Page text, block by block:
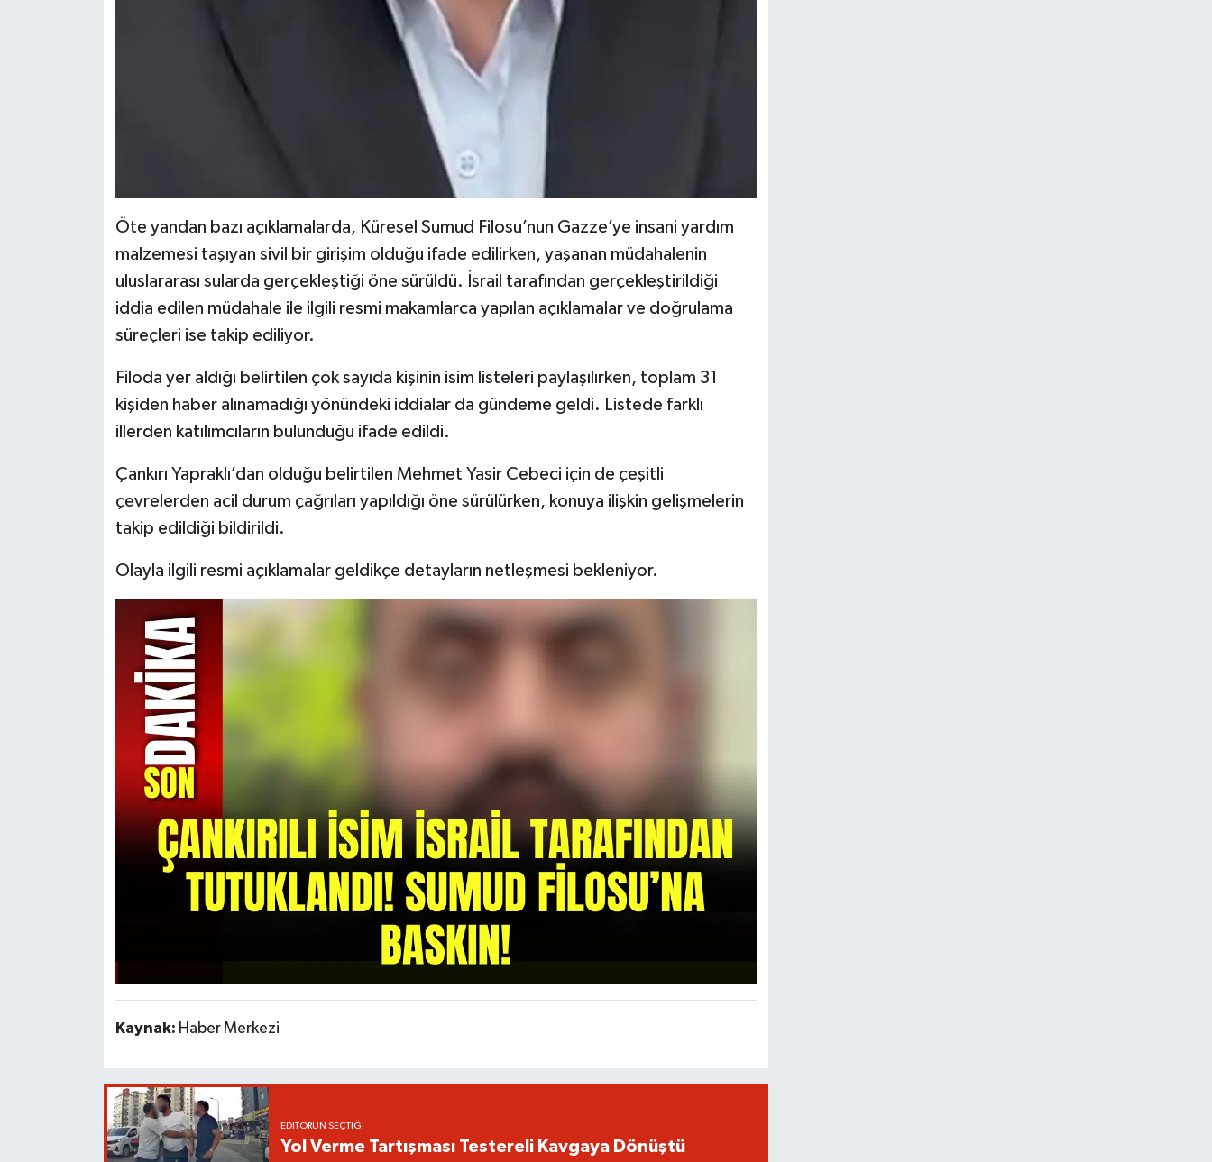
Öte yandan bazı açıklamalarda, Küresel Sumud Filosu’nun Gazze’ye insani yardım
malzemesi taşıyan sivil bir girişim olduğu ifade edilirken, yaşanan müdahalenin
uluslararası sularda gerçekleştiği öne sürüldü. İsrail tarafından gerçekleştirildiği
iddia edilen müdahale ile ilgili resmi makamlarca yapılan açıklamalar ve doğrulama
süreçleri ise takip ediliyor.
Filoda yer aldığı belirtilen çok sayıda kişinin isim listeleri paylaşılırken, toplam 31
kişiden haber alınamadığı yönündeki iddialar da gündeme geldi. Listede farklı
illerden katılımcıların bulunduğu ifade edildi.
Çankırı Yapraklı’dan olduğu belirtilen Mehmet Yasir Cebeci için de çeşitli
çevrelerden acil durum çağrıları yapıldığı öne sürülürken, konuya ilişkin gelişmelerin
takip edildiği bildirildi.
Olayla ilgili resmi açıklamalar geldikçe detayların netleşmesi bekleniyor.
Kaynak: Haber Merkezi
EDITÖRÜN SEÇTIĞI
Yol Verme Tartışması Testereli Kavgaya Dönüştü